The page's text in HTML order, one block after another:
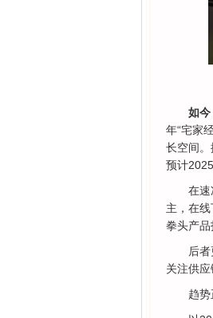
如今
年“宅家
长空间
预计
在速
主，在
拳头产品
后
关注供应
趋势